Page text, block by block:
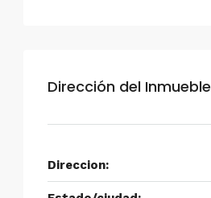
Dirección del Inmueble
Direccion: